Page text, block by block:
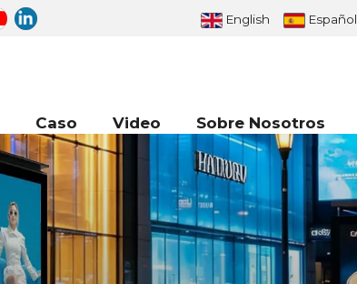
English Español
Caso Video Sobre Nosotros